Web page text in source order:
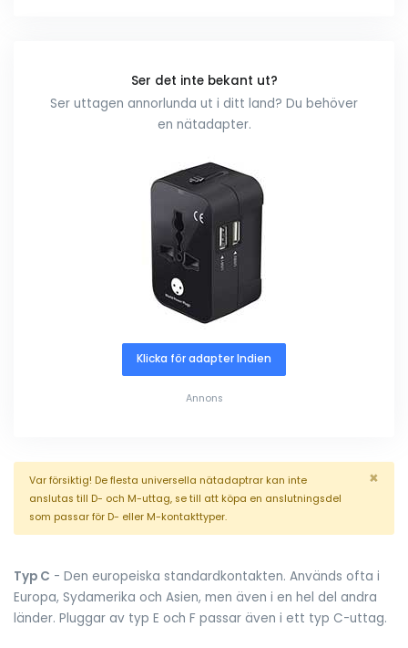
Ser det inte bekant ut?
Ser uttagen annorlunda ut i ditt land? Du behöver
en nätadapter.
Klicka för adapter Indien
Annons
×
Var försiktig! De flesta universella nätadaptrar kan inte
anslutas till D- och M-uttag, se till att köpa en anslutningsdel
som passar för D- eller M-kontakttyper.
Typ C - Den europeiska standardkontakten. Används ofta i
Europa, Sydamerika och Asien, men även i en hel del andra
länder. Pluggar av typ E och F passar även i ett typ C-uttag.